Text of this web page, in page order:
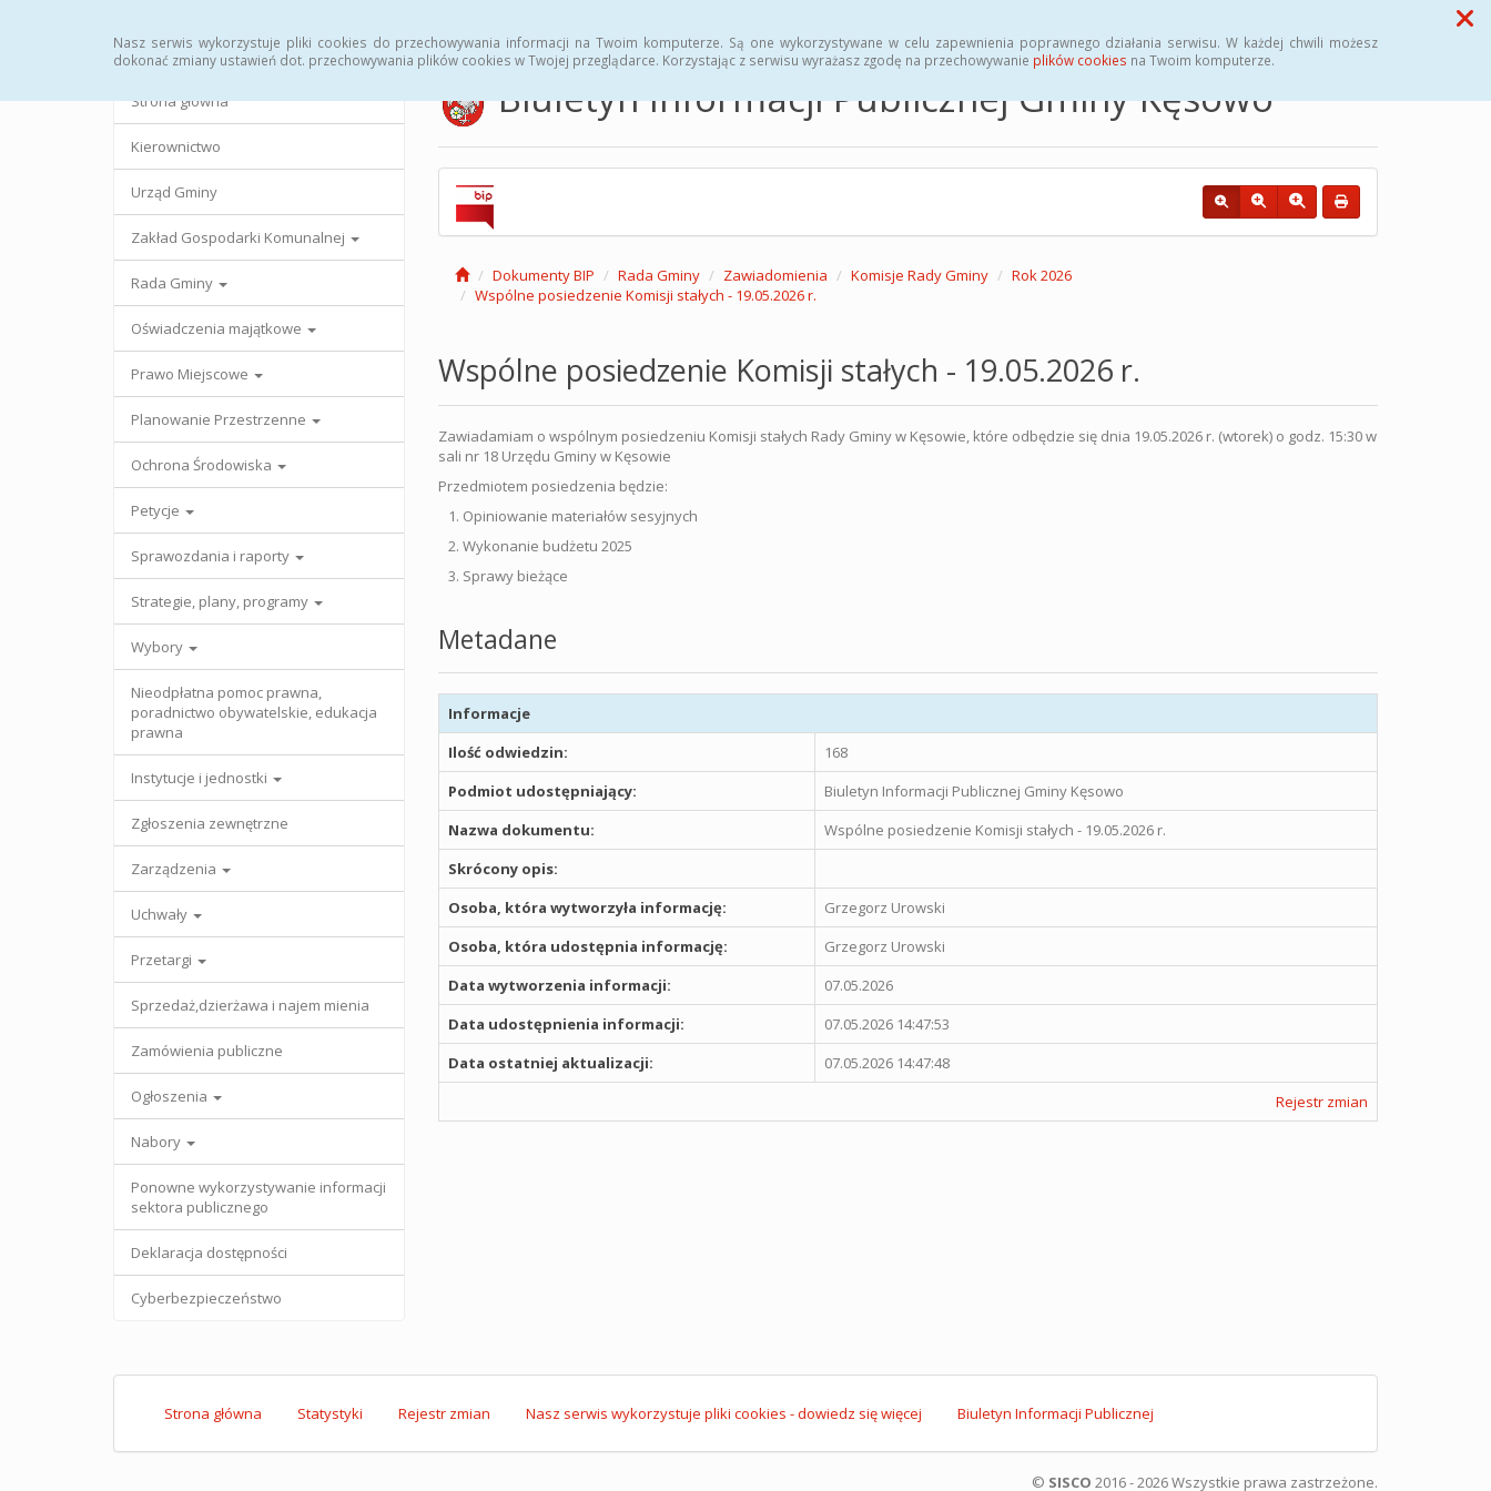
Nasz serwis wykorzystuje pliki cookies do przechowywania informacji na Twoim komputerze. Są one wykorzystywane w celu zapewnienia poprawnego działania serwisu. W każdej chwili możesz
dokonać zmiany ustawień dot. przechowywania plików cookies w Twojej przeglądarce. Korzystając z serwisu wyrażasz zgodę na przechowywanie plików cookies na Twoim komputerze.
Strona główna
Kierownictwo
Urząd Gminy
Zakład Gospodarki Komunalnej
Rada Gminy
Oświadczenia majątkowe
Prawo Miejscowe
Planowanie Przestrzenne
Ochrona Środowiska
Petycje
Sprawozdania i raporty
Strategie, plany, programy
Wybory
Nieodpłatna pomoc prawna,
poradnictwo obywatelskie, edukacja
prawna
Instytucje i jednostki
Zgłoszenia zewnętrzne
Zarządzenia
Uchwały
Przetargi
Sprzedaż,dzierżawa i najem mienia
Zamówienia publiczne
Ogłoszenia
Nabory
Ponowne wykorzystywanie informacji
sektora publicznego
Deklaracja dostępności
Cyberbezpieczeństwo
Biuletyn Informacji Publicznej Gminy Kęsowo
Dokumenty BIP Rada Gminy Zawiadomienia Komisje Rady Gminy
Rok 2026
Wspólne posiedzenie Komisji stałych - 19.05.2026 r.
Wspólne posiedzenie Komisji stałych - 19.05.2026 r.
Zawiadamiam o wspólnym posiedzeniu Komisji stałych Rady Gminy w Kęsowie, które odbędzie się dnia 19.05.2026 r. (wtorek) o godz. 15:30 w
sali nr 18 Urzędu Gminy w Kęsowie
Przedmiotem posiedzenia będzie:
1. Opiniowanie materiałów sesyjnych
2. Wykonanie budżetu 2025
3. Sprawy bieżące
Metadane
Informacje
Ilość odwiedzin:
168
Podmiot udostępniający:
Biuletyn Informacji Publicznej Gminy Kęsowo
Nazwa dokumentu:
Wspólne posiedzenie Komisji stałych - 19.05.2026 r.
Skrócony opis:
Osoba, która wytworzyła informację:
Grzegorz Urowski
Osoba, która udostępnia informację:
Grzegorz Urowski
Data wytworzenia informacji:
07.05.2026
Data udostępnienia informacji:
07.05.2026 14:47:53
Data ostatniej aktualizacji:
07.05.2026 14:47:48
Rejestr zmian
Strona główna Statystyki Rejestr zmian Nasz serwis wykorzystuje pliki cookies - dowiedz się więcej Biuletyn Informacji Publicznej
© SISCO 2016 - 2026 Wszystkie prawa zastrzeżone.